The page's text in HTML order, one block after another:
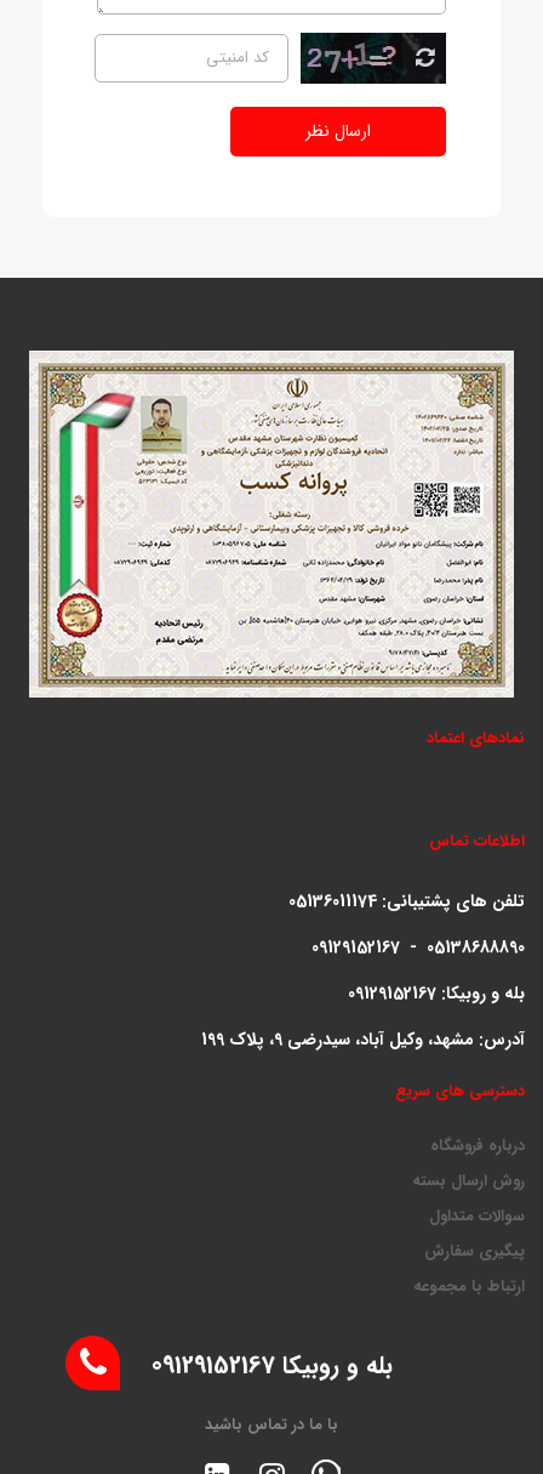
ارسال نظر
نمادهای اعتماد
اطلاعات تماس
تلفن های پشتیبانی: 05136011174
09129152167 - 05138688890
بله و روبیکا: 09129152167
آدرس: مشهد، وکیل آباد، سیدرضی 9، پلاک 199
دسترسی های سریع
درباره فروشگاه
روش ارسال بسته
سوالات متداول
پیگیری سفارش
ارتباط با مجموعه
بله و روبیکا 09129152167
با ما در تماس باشید